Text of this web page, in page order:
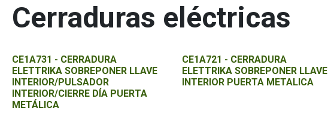
Cerraduras eléctricas
CE1A731 - CERRADURA
ELETTRIKA SOBREPONER LLAVE
INTERIOR/PULSADOR
INTERIOR/CIERRE DÍA PUERTA
METÁLICA
CE1A721 - CERRADURA
ELETTRIKA SOBREPONER LLAVE
INTERIOR PUERTA METALICA